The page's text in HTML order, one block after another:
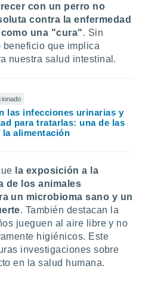
con un perro no
contra la enfermedad
una "cura". Sin
beneficio que implica
nuestra salud intestinal.
las infecciones urinarias y
para tratarlas: una de las
la alimentación
la exposición a la
de los animales
un microbioma sano y un
. También destacan la
jueguen al aire libre y no
higiénicos. Este
investigaciones sobre
en la salud humana.